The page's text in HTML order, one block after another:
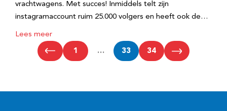
vrachtwagens. Met succes! Inmiddels telt zijn
instagramaccount ruim 25.000 volgers en heeft ook de…
Lees meer
1 … 33 34